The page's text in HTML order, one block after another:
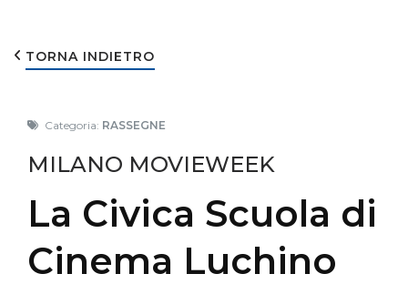
TORNA INDIETRO
Categoria: RASSEGNE
MILANO MOVIEWEEK
La Civica Scuola di
Cinema Luchino